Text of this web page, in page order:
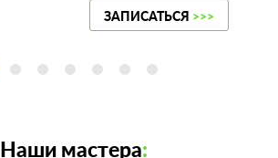
ЗАПИСАТЬСЯ >>>
Наши мастера: